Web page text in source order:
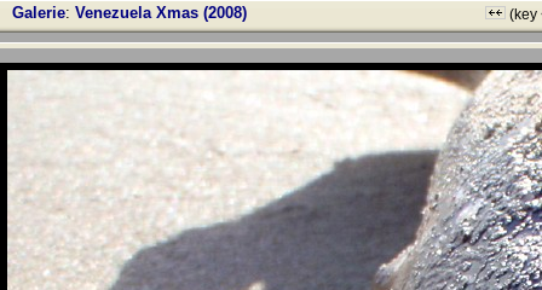
Galerie: Venezuela Xmas (2008) (key